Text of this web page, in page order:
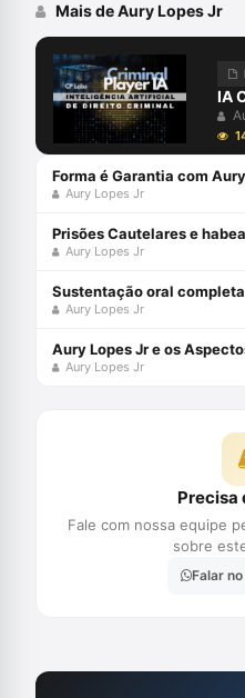
Mais de Aury Lopes Jr
IA
Forma é Garantia com
Aury Lopes Jr
Aury Lopes Jr
Aury Lopes Jr
Aury Lopes Jr
Precisa
Fale com nossa equipe
sobre
Falar